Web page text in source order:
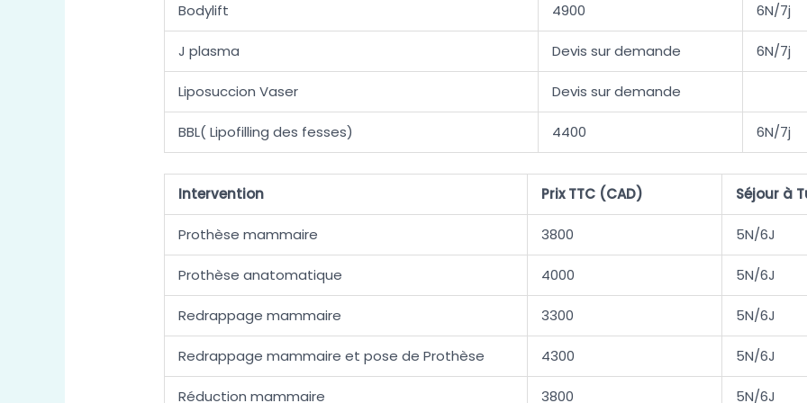
Bodylift 4900 6N/7j
J plasma Devis sur demande 6N/7j
Liposuccion Vaser Devis sur demande
BBL( Lipofilling des fesses) 4400 6N/7j
Intervention Prix TTC (CAD) Séjour à
Prothèse mammaire 3800 5N/6J
Prothèse anatomatique 4000 5N/6J
Redrappage mammaire 3300 5N/6J
Redrappage mammaire et pose de Prothèse 4300 5N/6J
Réduction mammaire 3800 5N/6J